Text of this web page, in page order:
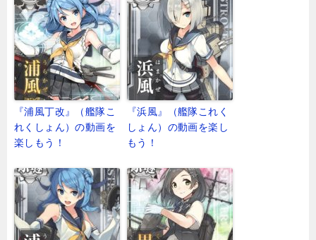
『浦風丁改』（艦隊こ
れくしょん）の動画を
楽しもう！
『浜風』（艦隊これく
しょん）の動画を楽し
もう！